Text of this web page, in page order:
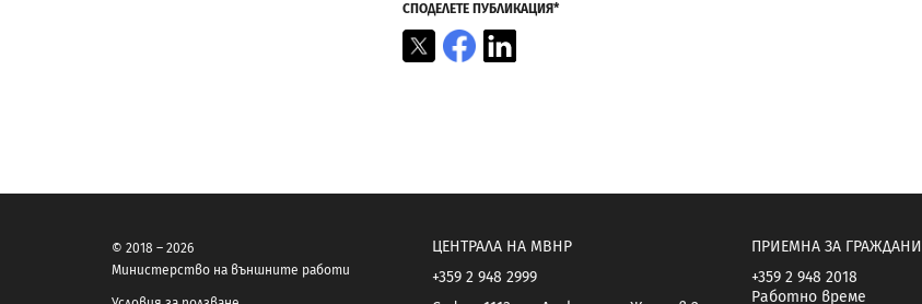
СПОДЕЛЕТЕ ПУБЛИКАЦИЯ*
X Facebook
© 2018 – 2026
Министерство на външните работи
ЦЕНТРАЛА НА МВНР
+359 2 948 2999
ПРИЕМНА ЗА ГРАЖДАНИ
+359 2 948 2018
Работно време